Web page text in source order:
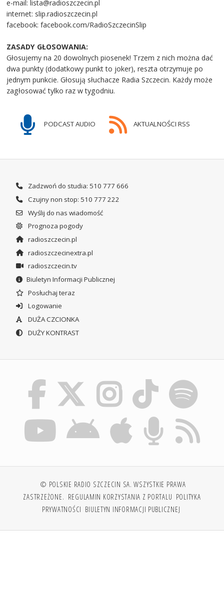
e-mail: lista@radioszczecin.pl
internet: slip.radioszczecin.pl
facebook: facebook.com/RadioSzczecinSlip
ZASADY GŁOSOWANIA:
Głosujemy na 20 dowolnych piosenek! Trzem z nich można dać
dwa punkty (dodatkowy punkt to joker), reszta otrzymuje po
jednym punkcie. Głosują słuchacze Radia Szczecin. Każdy może
zagłosować tylko raz w tygodniu.
PODCAST AUDIO AKTUALNOŚCI RSS
Zadzwoń do studia: 510 777 666
Czujny non stop: 510 777 222
Wyślij do nas wiadomość
Prognoza pogody
radioszczecin.pl
radioszczecinextra.pl
radioszczecin.tv
Biuletyn Informacji Publicznej
Posłuchaj teraz
Logowanie
DUŻA CZCIONKA
DUŻY KONTRAST
© POLSKIE RADIO SZCZECIN SA. WSZYSTKIE PRAWA
ZASTRZEŻONE. REGULAMIN KORZYSTANIA Z PORTALU POLITYKA
PRYWATNOŚCI BIULETYN INFORMACJI PUBLICZNEJ